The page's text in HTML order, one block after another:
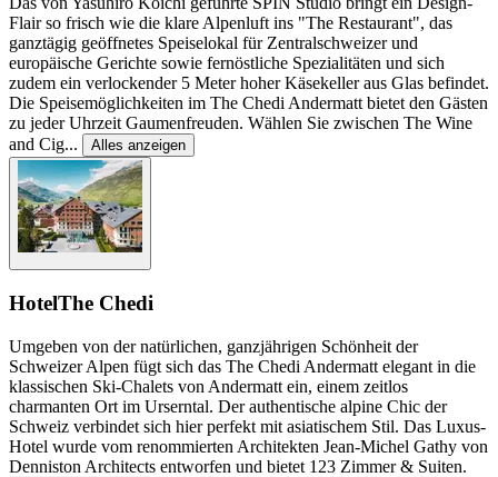
Flair so frisch wie die klare Alpenluft ins "The Restaurant", das
ganztägig geöffnetes Speiselokal für Zentralschweizer und
europäische Gerichte sowie fernöstliche Spezialitäten und sich
zudem ein verlockender 5 Meter hoher Käsekeller aus Glas befindet.
Die Speisemöglichkeiten im The Chedi Andermatt bietet den Gästen
zu jeder Uhrzeit Gaumenfreuden. Wählen Sie zwischen The Wine
and Cig... Alles anzeigen
HotelThe Chedi
Umgeben von der natürlichen, ganzjährigen Schönheit der
Schweizer Alpen fügt sich das The Chedi Andermatt elegant in die
klassischen Ski-Chalets von Andermatt ein, einem zeitlos
charmanten Ort im Urserntal. Der authentische alpine Chic der
Schweiz verbindet sich hier perfekt mit asiatischem Stil. Das Luxus-
Hotel wurde vom renommierten Architekten Jean-Michel Gathy von
Denniston Architects entworfen und bietet 123 Zimmer & Suiten.